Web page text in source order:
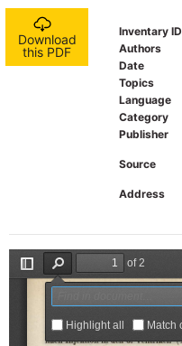
Download
this PDF
Inventary ID
Authors
Date
Topics
Language
Category
Publisher
Source
Address